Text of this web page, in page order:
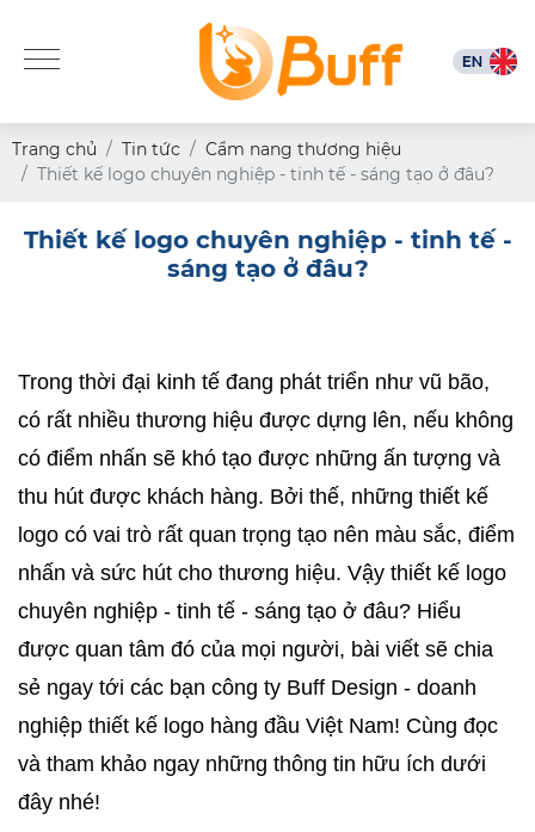
Trang chủ Tin tức
Cẩm nang thương hiệu
Thiết kế logo chuyên nghiệp - tinh tế - sáng tạo ở đâu?
Thiết kế logo chuyên nghiệp - tinh tế -
sáng tạo ở đâu?
Trong thời đại kinh tế đang phát triển như vũ bão,
có rất nhiều thương hiệu được dựng lên, nếu không
có điểm nhấn sẽ khó tạo được những ấn tượng và
thu hút được khách hàng. Bởi thế, những thiết kế
logo có vai trò rất quan trọng tạo nên màu sắc, điểm
nhấn và sức hút cho thương hiệu. Vậy thiết kế logo
chuyên nghiệp - tinh tế - sáng tạo ở đâu? Hiểu
được quan tâm đó của mọi người, bài viết sẽ chia
sẻ ngay tới các bạn công ty Buff Design - doanh
nghiệp thiết kế logo hàng đầu Việt Nam! Cùng đọc
và tham khảo ngay những thông tin hữu ích dưới
đây nhé!